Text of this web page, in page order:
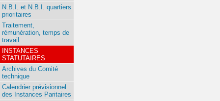
N.B.I. et N.B.I. quartiers
prioritaires
Traitement,
rémunération, temps de
travail
INSTANCES
STATUTAIRES
Archives du Comité
technique
Calendrier prévisionnel
des Instances Paritaires